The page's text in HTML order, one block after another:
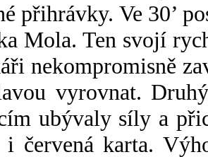
přihrávky. Ve 30’
Mola. Ten svojí
nekompromisně
vyrovnat.
ubývaly síly a
červená karta.